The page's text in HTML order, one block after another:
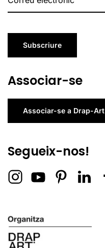
Subscriure
Associar-se
Associar-se a Drap-Art
Segueix-nos!